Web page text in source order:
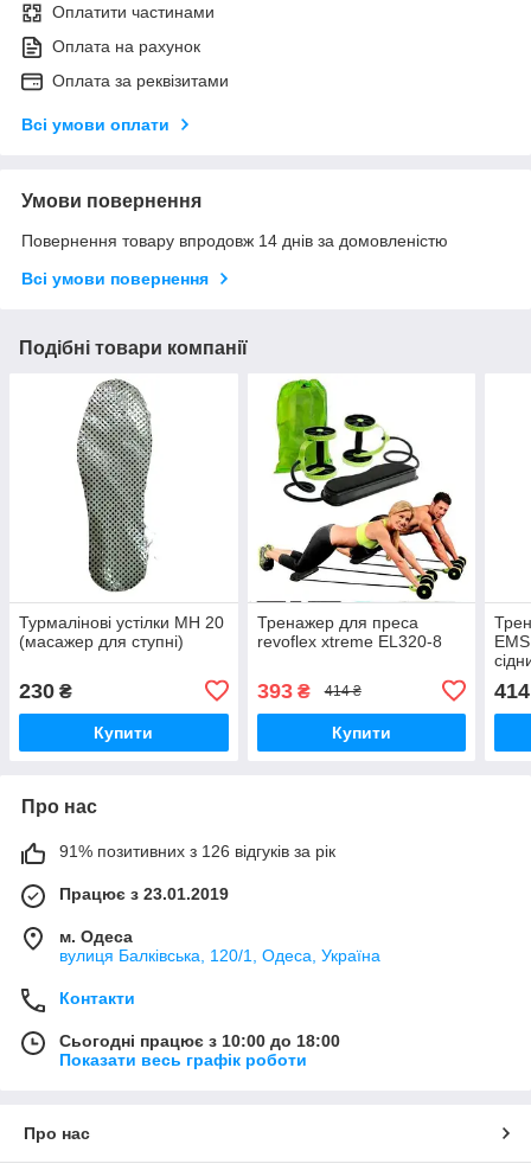
Оплатити частинами
Оплата на рахунок
Оплата за реквізитами
Всі умови оплати
Умови повернення
Повернення товару впродовж 14 днів за домовленістю
Всі умови повернення
Подібні товари компанії
Турмалінові устілки MH 20
(масажер для ступні)
230 ₴
Купити
Тренажер для преса
revoflex xtreme EL320-8
393₴ 414 ₴
Купити
414
Про нас
91% позитивних з 126 відгуків за рік
Працює з 23.01.2019
м. Одеса
вулиця Балківська, 120/1, Одеса, Україна
Контакти
Сьогодні працює з 10:00 до 18:00
Показати весь графік роботи
Про нас